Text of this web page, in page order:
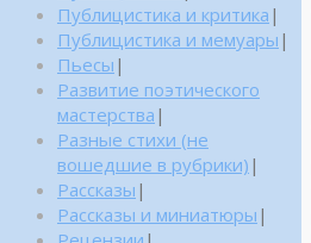
Публицистика и критика |
Публицистика и мемуары |
Пьесы |
Развитие поэтического
мастерства |
Разные стихи (не
вошедшие в рубрики) |
Рассказы |
Рассказы и миниатюры |